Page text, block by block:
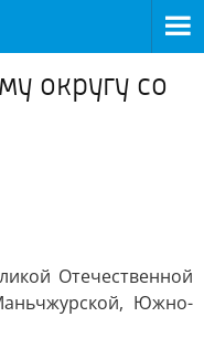
округу со
Отечественной
Южно-